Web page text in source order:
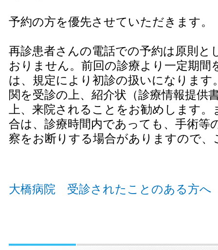
予約の方を優先させていただきます。
再診患者さんの電話での予約は原則と
おりません。前回の診療より一定期間
は、規定により初診の扱いになります
関を受診の上、紹介状（診療情報提供
上、来院されることをお勧めします。
合は、診療時間内であっても、手術等
察をお断りする場合がありますので、
大橋病院 受診されたことのある方へ